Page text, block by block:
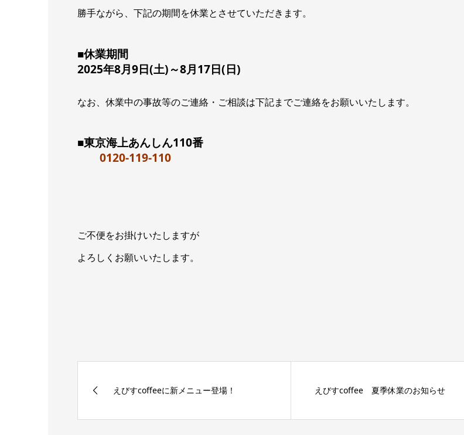
勝手ながら、下記の期間を休業とさせていただきます。
■休業期間
2025年8月9日(土)～8月17日(日)
なお、休業中の事故等のご連絡・ご相談は下記までご連絡をお願いいたします。
■東京海上あんしん110番
0120-119-110
ご不便をお掛けいたしますが
よろしくお願いいたします。
えびすcoffeeに新メニュー登場！ えびすcoffee 夏季休業のお知らせ